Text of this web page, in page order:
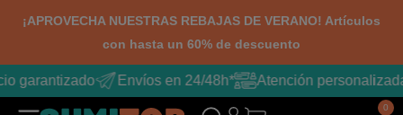
¡APROVECHA NUESTRAS REBAJAS DE VERANO! Artículos
con hasta un 60% de descuento
garantizado Envíos en 24/48h* Atención
0